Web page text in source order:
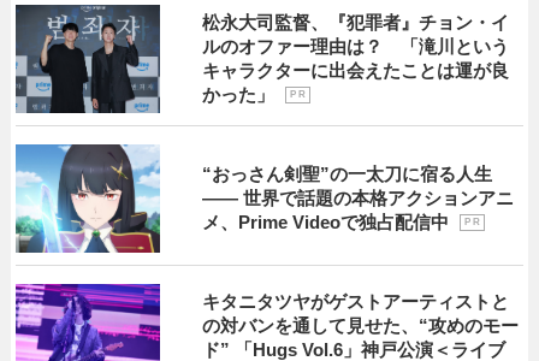
松永大司監督、『犯罪者』チョン・イ
ルのオファー理由は？ 「滝川という
キャラクターに出会えたことは運が良
かった」
P R
“おっさん剣聖”の一太刀に宿る人生
―― 世界で話題の本格アクションアニ
メ、Prime Videoで独占配信中
P R
キタニタツヤがゲストアーティストと
の対バンを通して見せた、“攻めのモー
ド” 「Hugs Vol.6」神戸公演＜ライブ